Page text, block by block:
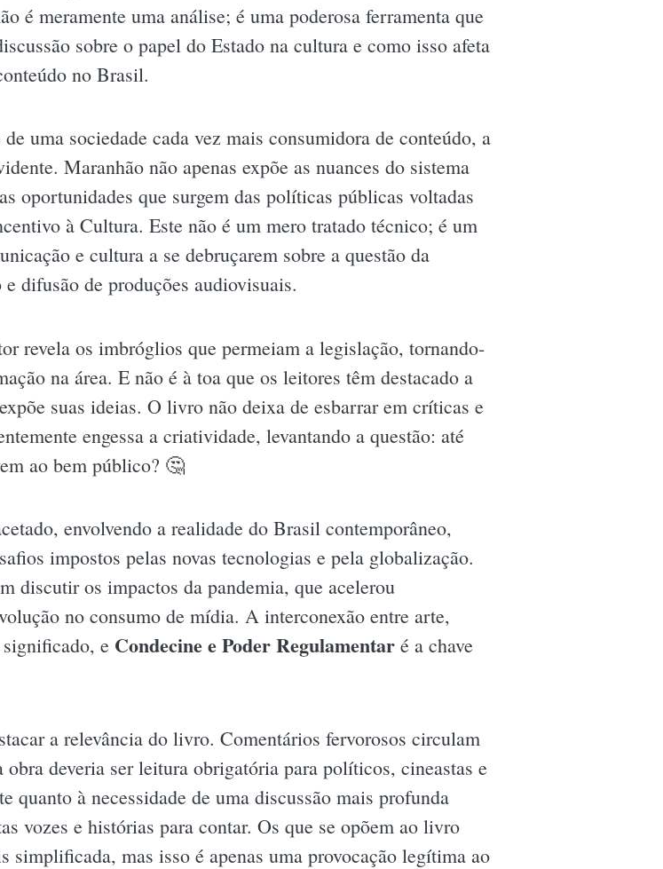
é meramente uma análise; é uma poderosa ferramenta que
sobre o papel do Estado na cultura e como isso afeta
no Brasil.
uma sociedade cada vez mais consumidora de conteúdo, a
Maranhão não apenas expõe as nuances do sistema
oportunidades que surgem das políticas públicas voltadas
à Cultura. Este não é um mero tratado técnico; é um
e cultura a se debruçarem sobre a questão da
difusão de produções audiovisuais.
revela os imbróglios que permeiam a legislação, tornando-
na área. E não é à toa que os leitores têm destacado a
suas ideias. O livro não deixa de esbarrar em críticas e
engessa a criatividade, levantando a questão: até
ao bem público? 🤔
envolvendo a realidade do Brasil contemporâneo,
impostos pelas novas tecnologias e pela globalização.
discutir os impactos da pandemia, que acelerou
no consumo de mídia. A interconexão entre arte,
e Condecine e Poder Regulamentar é a chave
a relevância do livro. Comentários fervorosos circulam
deveria ser leitura obrigatória para políticos, cineastas e
quanto à necessidade de uma discussão mais profunda
vozes e histórias para contar. Os que se opõem ao livro
simplificada, mas isso é apenas uma provocação legítima ao